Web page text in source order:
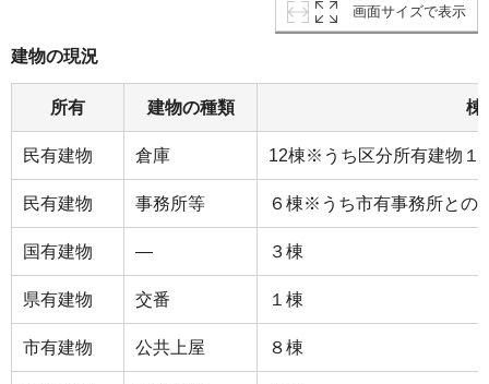
画面サイズで表示
建物の現況
所有 建物の種類 棟
民有建物 倉庫 12棟※うち区分所有建物１
民有建物 事務所等 ６棟※うち市有事務所との
国有建物 ― ３棟
県有建物 交番 １棟
市有建物 公共上屋 ８棟